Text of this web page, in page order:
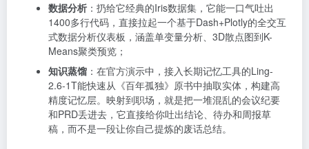
数据分析 ：扔给它经典的Iris数据集，它能一口气吐出
1400多行代码，直接拉起一个基于Dash+Plotly的全交互
式数据分析仪表板，涵盖单变量分析、3D散点图到K-
Means聚类预览；
知识蒸馏 ：在官方演示中，接入长期记忆工具的Ling-
2.6-1T能快速从《百年孤独》原书中抽取实体，构建高
精度记忆层。映射到职场，就是把一堆混乱的会议纪要
和PRD丢进去，它直接给你吐出结论、待办和周报草
稿，而不是一段让你自己提炼的废话总结。